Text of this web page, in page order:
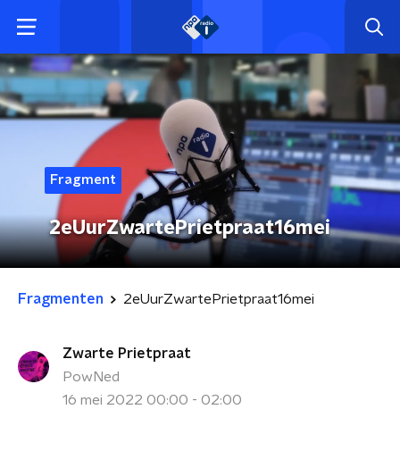
Fragment
2eUurZwartePrietpraat16mei
Fragmenten 2eUurZwartePrietpraat16mei
Zwarte Prietpraat
PowNed
16 mei 2022 00:00 - 02:00